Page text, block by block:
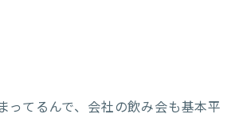
ってるんで、会社の飲み会も基本平